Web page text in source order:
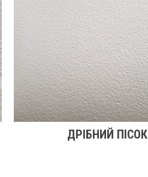
ДРІБНИЙ ПІСОК